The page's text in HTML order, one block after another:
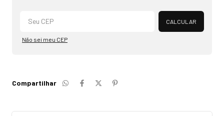
Alterar CEP
CALCULAR
Não sei meu CEP
Compartilhar